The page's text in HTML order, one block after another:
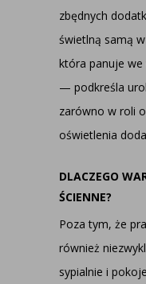
zbędnych
świetlną samą
która panuje we
— podkreśla
zarówno w roli
oświetlenia
DLACZEGO
ŚCIENNE?
Poza tym, że
również
sypialnie i